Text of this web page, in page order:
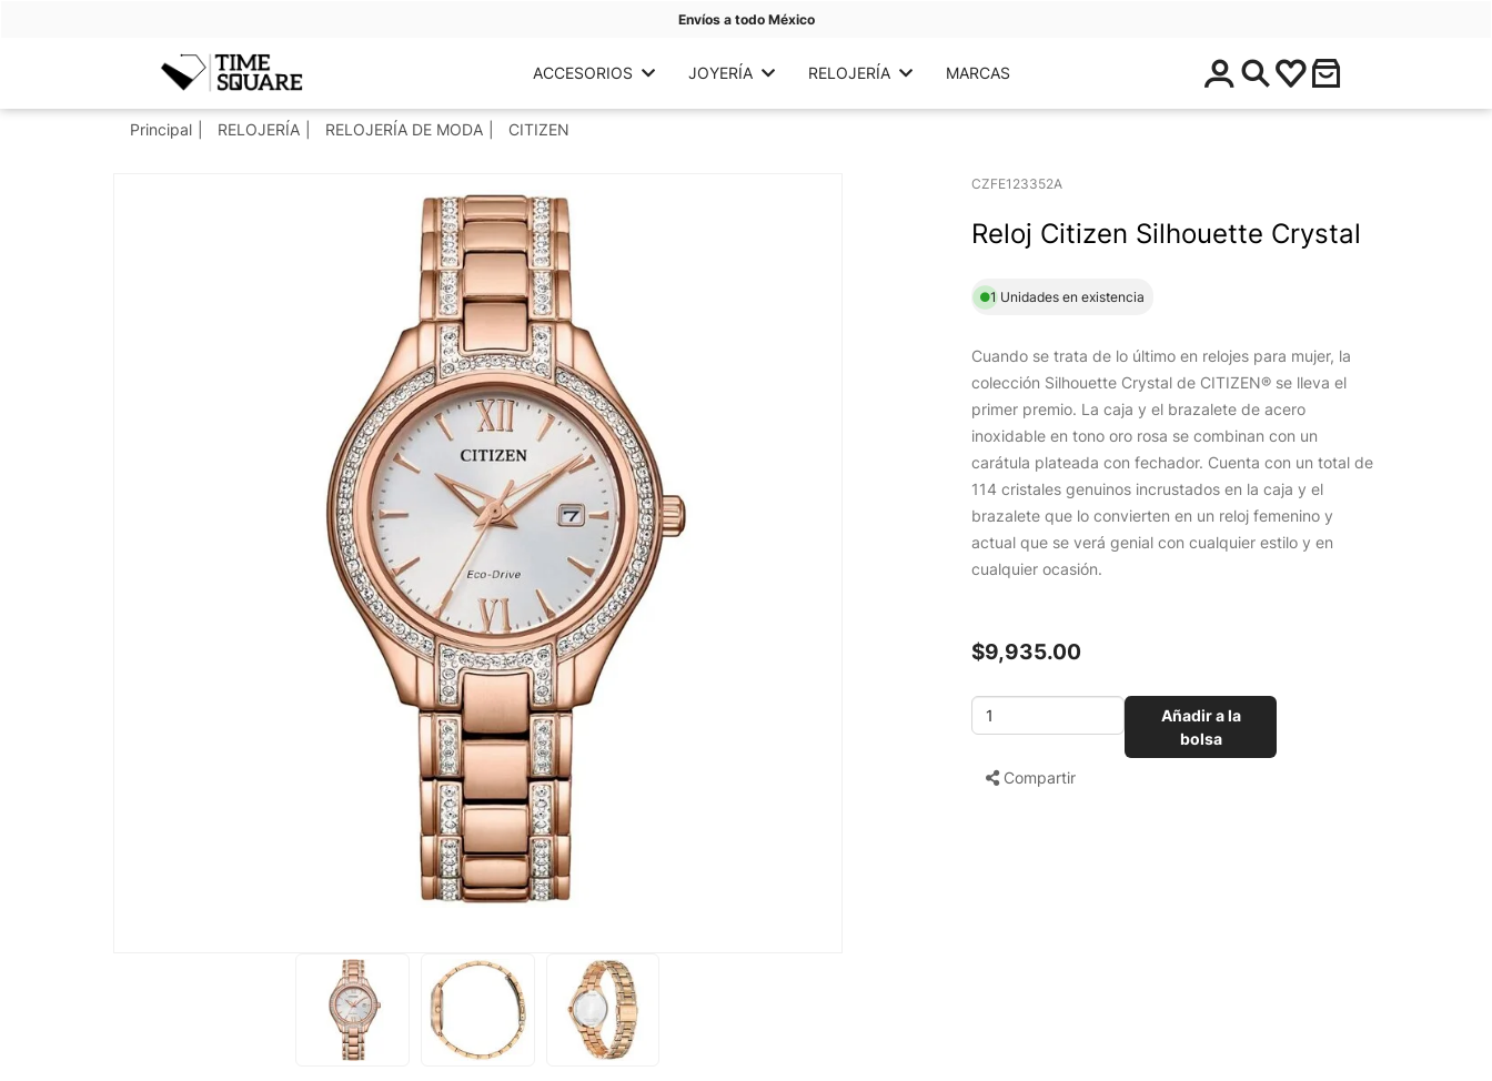
Envíos a todo México
Timesquare ACCESORIOS JOYERÍA RELOJERÍA MARCAS
$
0
.
Principal RELOJERÍA RELOJERÍA DE MODA CITIZEN
CZFE123352A
Reloj Citizen Silhouette Crystal
1 Unidades en existencia
Cuando se trata de lo último en relojes para mujer, la
colección Silhouette Crystal de CITIZEN® se lleva el
primer premio. La caja y el brazalete de acero
inoxidable en tono oro rosa se combinan con un
carátula plateada con fechador. Cuenta con un total de
114 cristales genuinos incrustados en la caja y el
brazalete que lo convierten en un reloj femenino y
actual que se verá genial con cualquier estilo y en
cualquier ocasión.
$9,935.00
Añadir a la
bolsa
Compartir